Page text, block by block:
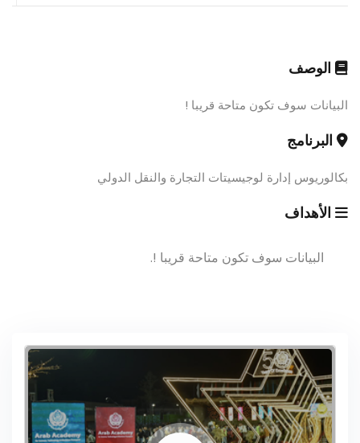
الوصف
البيانات سوف تكون متاحة قريبا !
البرنامج
بكالوريوس إدارة لوجيسيتات التجارة والنقل الدولي
الأهداف
البيانات سوف تكون متاحة قريبا !.